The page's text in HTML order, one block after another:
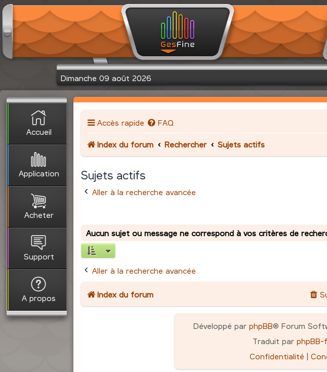
Dimanche 09 août 2026
Accueil
Application
Acheter
Support
A propos
Accès rapide FAQ
Index du forum Rechercher Sujets actifs
Sujets actifs
Aller à la recherche avancée
Aucun sujet ou message ne correspond à vos critères de
Aller à la recherche avancée
Index du forum
Développé par phpBB® Forum
Traduit par phpBB-
Confidentialité |